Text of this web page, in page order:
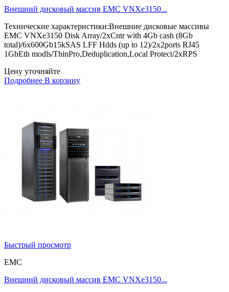
Внешний дисковый массив EMC VNXe3150...
Технические характеристики:Внешние дисковые массивы
EMC VNXe3150 Disk Array/2xCntr with 4Gb cash (8Gb
total)/6x600Gb15kSAS LFF Hdds (up to 12)/2x2ports RJ45
1GbEth modls/ThinPro,Deduplication,Local Protect/2xRPS
Цену уточняйте
Подробнее В корзину
Быстрый просмотр
EMC
Внешний дисковый массив EMC VNXe3150...